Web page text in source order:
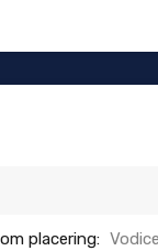
placering: